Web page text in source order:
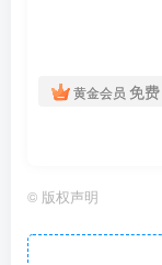
黄金会员 免费
© 版权声明